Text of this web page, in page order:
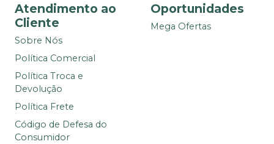
Atendimento ao
Cliente
Sobre Nós
Política Comercial
Política Troca e
Devolução
Política Frete
Código de Defesa do
Consumidor
Oportunidades
Mega Ofertas